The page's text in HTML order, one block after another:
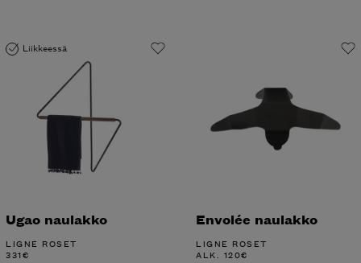
Liikkeessä
Ugao naulakko
LIGNE ROSET
331€
Envolée naulakko
LIGNE ROSET
ALK. 120€